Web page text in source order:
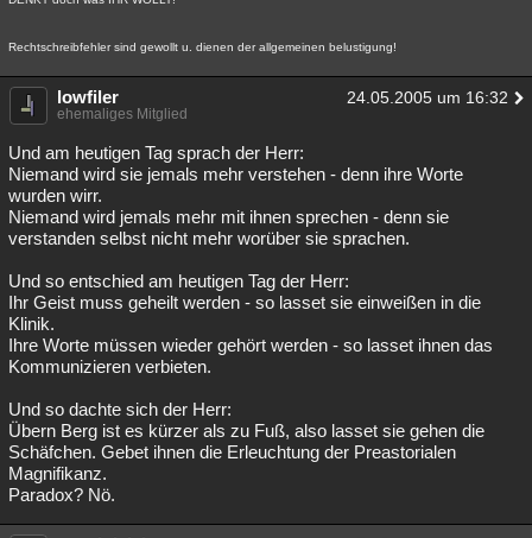
Rechtschreibfehler sind gewollt u. dienen der allgemeinen belustigung!
lowfiler 24.05.2005 um 16:32
ehemaliges Mitglied
Und am heutigen Tag sprach der Herr:
Niemand wird sie jemals mehr verstehen - denn ihre Worte
wurden wirr.
Niemand wird jemals mehr mit ihnen sprechen - denn sie
verstanden selbst nicht mehr worüber sie sprachen.
Und so entschied am heutigen Tag der Herr:
Ihr Geist muss geheilt werden - so lasset sie einweißen in die
Klinik.
Ihre Worte müssen wieder gehört werden - so lasset ihnen das
Kommunizieren verbieten.
Und so dachte sich der Herr:
Übern Berg ist es kürzer als zu Fuß, also lasset sie gehen die
Schäfchen. Gebet ihnen die Erleuchtung der Preastorialen
Magnifikanz.
Paradox? Nö.